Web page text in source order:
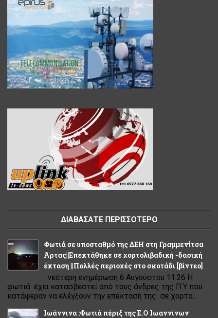
ΔΙΑΒΑΣΑΤΕ ΠΕΡΙΣΣΟΤΕΡΟ
Φωτιά σε υποσταθμό της ΔΕΗ στη Γραμμενίτσα
Άρτας||Επεκτάθηκε σε χορτολιβαδική -δασική
έκταση ||Πολλές περιοχές στο σκοτάδι [βίντεο]
νεότερη ενημέρωση 6 Αυγούστου 11:26 Η
φωτιά έχει κατασβεστεί από τους άνδρες της Π.Υ που
κατάφεραν να ελέγξουν την επέκτασή της σε χορτο...
Ιωάννινα :Φωτιά πέριξ της Ε.Ο Ιωαννίνων